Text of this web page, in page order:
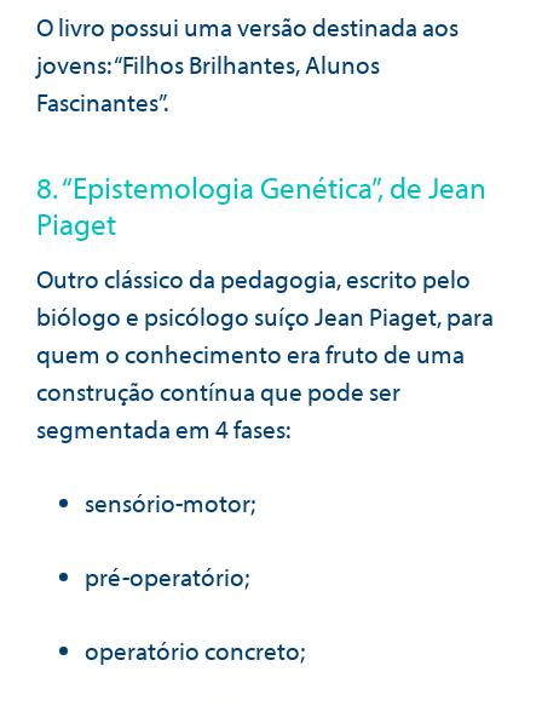
O livro possui uma versão destinada aos
jovens: “Filhos Brilhantes, Alunos
Fascinantes”.
8. “Epistemologia Genética”, de Jean
Piaget
Outro clássico da pedagogia, escrito pelo
biólogo e psicólogo suíço Jean Piaget, para
quem o conhecimento era fruto de uma
construção contínua que pode ser
segmentada em 4 fases:
sensório-motor;
pré-operatório;
operatório concreto;